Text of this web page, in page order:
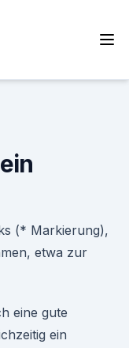
(* Markierung),
etwa zur
eine gute
ein